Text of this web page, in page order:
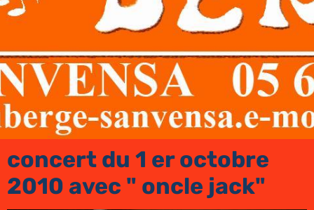
concert du 1 er octobre
2010 avec " oncle jack"